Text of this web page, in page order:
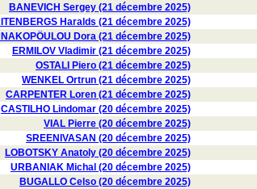
BANEVICH Sergey (21 décembre 2025)
Haralds (21 décembre 2025)
Dora (21 décembre 2025)
ERMILOV Vladimir (21 décembre 2025)
OSTALI Piero (21 décembre 2025)
WENKEL Ortrun (21 décembre 2025)
CARPENTER Loren (21 décembre 2025)
CASTILHO Lindomar (20 décembre 2025)
VIAL Pierre (20 décembre 2025)
SREENIVASAN (20 décembre 2025)
LOBOTSKY Anatoly (20 décembre 2025)
URBANIAK Michal (20 décembre 2025)
BUGALLO Celso (20 décembre 2025)